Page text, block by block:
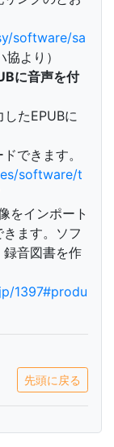
software/sa
協より）
に音声を付
たEPUBに
できます。
software/t
をインポート
ます。ソフ
録音図書を作
1397#produ
先頭に戻る